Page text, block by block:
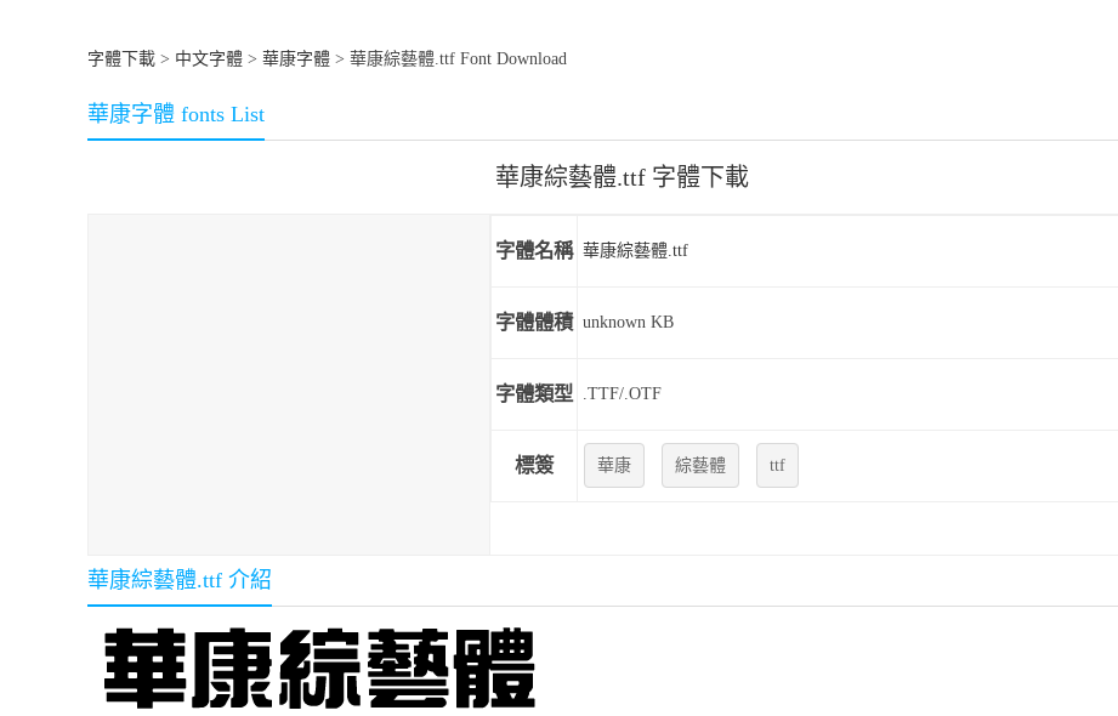
字體下載 > 中文字體 > 華康字體 > 華康綜藝體.ttf Font Download
華康字體 fonts List
華康綜藝體.ttf 字體下載
字體名稱 華康綜藝體.ttf
字體體積 unknown KB
字體類型 .TTF/.OTF
標簽 華康 綜藝體 ttf
華康綜藝體.ttf 介紹